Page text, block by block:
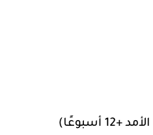
أسبوعًا)